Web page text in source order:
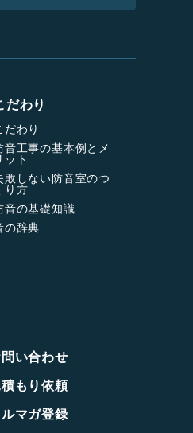
だわり
だわり
音工事の基本例とメ
ット
敗しない防音室のつ
り方
音の基礎知識
の辞典
い合わせ
積もり依頼
ルマガ登録